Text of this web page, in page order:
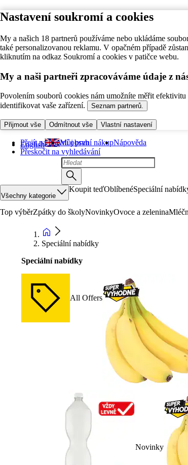
Nastavení soukromí a cookies
My a našich 18 partnerů používáme nebo ukládáme
také personalizovanou reklamu. V opačném případě
kliknutím na odkaz Soukromí a cookies v patičce webu.
My a naši partneři zpracováváme údaje z
Povolením souborů cookies nám umožníte měřit
identifikovat vaše zařízení.
Seznam partnerů.
Přijmout vše Odmítnout vše Vlastní nastavení
Přejít na hlavní obsah
Přeskočit na vyhledávání
English Můj první nákupNápověda
Všechny kategorie
Koupit teďOblíbenéSpeciální
Top výběrZpátky do školyNovinkyOvoce a zelenina
Speciální nabídky
Speciální nabídky
All Offers
Novinky